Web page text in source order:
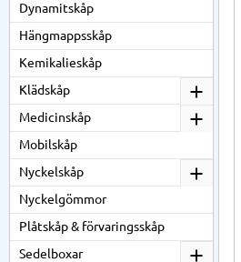
Dynamitskåp
Hängmappsskåp
Kemikalieskåp
Klädskåp
Medicinskåp
Mobilskåp
Nyckelskåp
Nyckelgömmor
Plåtskåp & förvaringsskåp
Sedelboxar